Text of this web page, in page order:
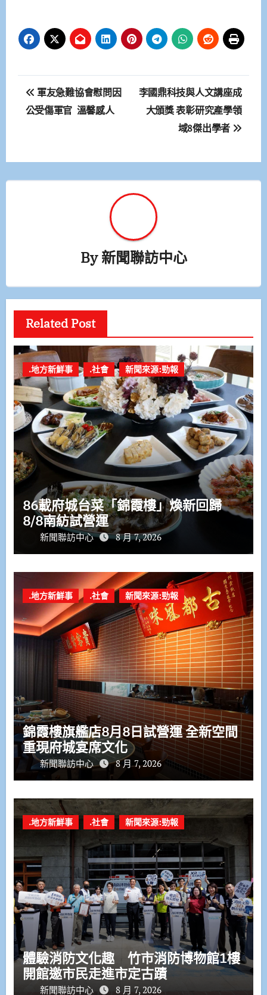
文
章
覽
軍友急難協會慰問因
公受傷軍官 溫馨感人
李國鼎科技與人文講座成
大頒獎 表彰研究產學領
域8傑出學者
By新聞聯訪中心
Related Post
.地方新鮮事 .社會 新聞來源:勁報
86載府城台菜「錦霞樓」煥新回歸
8/8南紡試營運
新聞聯訪中心 8 月 7, 2026
.地方新鮮事 .社會 新聞來源:勁報
錦霞樓旗艦店8月8日試營運 全新空間
重現府城宴席文化
新聞聯訪中心 8 月 7, 2026
.地方新鮮事 .社會 新聞來源:勁報
體驗消防文化趣 竹市消防博物館1樓
開館邀市民走進市定古蹟
新聞聯訪中心 8 月 7, 2026